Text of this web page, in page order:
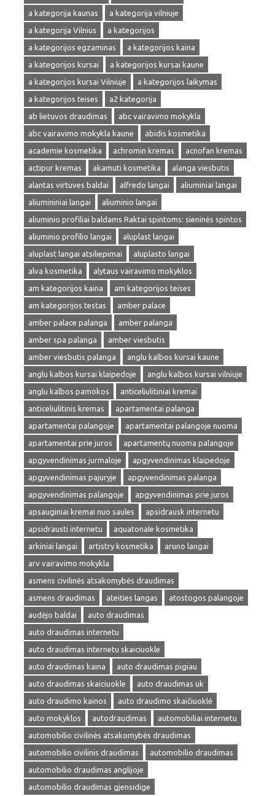
a kategorija kaunas
a kategorija vilniuje
a kategorija Vilnius
a kategorijos
a kategorijos egzaminas
a kategorijos kaina
a kategorijos kursai
a kategorijos kursai kaune
a kategorijos kursai Vilniuje
a kategorijos laikymas
a kategorijos teises
a2 kategorija
ab lietuvos draudimas
abc vairavimo mokykla
abc vairavimo mokykla kaune
abidis kosmetika
academie kosmetika
achromin kremas
acnofan kremas
actipur kremas
akamuti kosmetika
alanga viesbutis
alantas virtuves baldai
alfredo langai
aliuminiai langai
aliumininiai langai
aliuminio langai
aliuminio profiliai baldams Raktai spintoms: sieninės spintos
aliuminio profilio langai
aluplast langai
aluplast langai atsiliepimai
aluplasto langai
alva kosmetika
alytaus vairavimo mokyklos
am kategorijos kaina
am kategorijos teises
am kategorijos testas
amber palace
amber palace palanga
amber palanga
amber spa palanga
amber viesbutis
amber viesbutis palanga
anglu kalbos kursai kaune
anglu kalbos kursai klaipedoje
anglu kalbos kursai vilniuje
anglu kalbos pamokos
anticeliulitiniai kremai
anticeliulitinis kremas
apartamentai palanga
apartamentai palangoje
apartamentai palangoje nuoma
apartamentai prie juros
apartamentų nuoma palangoje
apgyvendinimas jurmaloje
apgyvendinimas klaipedoje
apgyvendinimas pajuryje
apgyvendinimas palanga
apgyvendinimas palangoje
apgyvendinimas prie juros
apsauginiai kremai nuo saules
apsidrausk internetu
apsidrausti internetu
aquatonale kosmetika
arkiniai langai
artistry kosmetika
aruno langai
arv vairavimo mokykla
asmens civilinės atsakomybės draudimas
asmens draudimas
ateities langas
atostogos palangoje
audėjo baldai
auto draudimas
auto draudimas internetu
auto draudimas internetu skaiciuokle
auto draudimas kaina
auto draudimas pigiau
auto draudimas skaiciuokle
auto draudimas uk
auto draudimo kainos
auto draudimo skaičiuoklė
auto mokyklos
autodraudimas
automobiliai internetu
automobilio civilinės atsakomybės draudimas
automobilio civilinis draudimas
automobilio draudimas
automobilio draudimas anglijoje
automobilio draudimas gjensidige